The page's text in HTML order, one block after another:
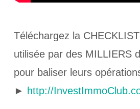
Téléchargez la
utilisée par des MILLIERS
pour baliser leurs
► http://